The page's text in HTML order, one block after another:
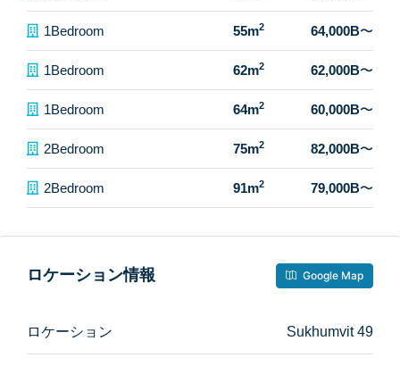
1Bedroom 55m2 64,000B〜
1Bedroom 62m2 62,000B〜
1Bedroom 64m2 60,000B〜
2Bedroom 75m2 82,000B〜
2Bedroom 91m2 79,000B〜
ロケーション情報 Google Map
ロケーション Sukhumvit 49